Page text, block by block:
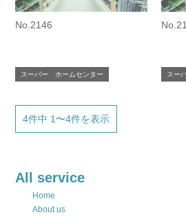
No.2146
スーパー ホームセンター スー
4件中 1〜4件を表示
All service
Home
About us